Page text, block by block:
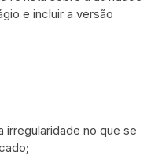
e incluir a versão
irregularidade no que se